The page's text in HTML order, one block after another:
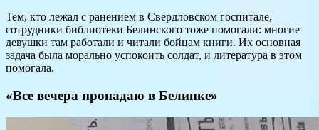
Тем, кто лежал с ранением в Свердловском госпитале,
сотрудники библиотеки Белинского тоже помогали: многие
девушки там работали и читали бойцам книги. Их основная
задача была морально успокоить солдат, и литература в этом
помогала.
«Все вечера пропадаю в Белинке»